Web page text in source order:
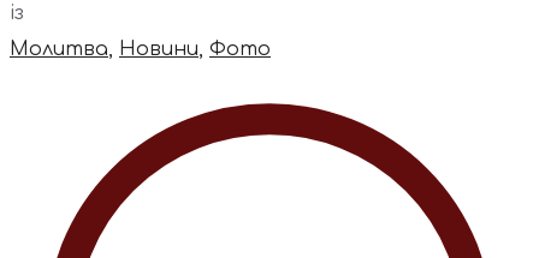
із
Молитва
Новини Фото